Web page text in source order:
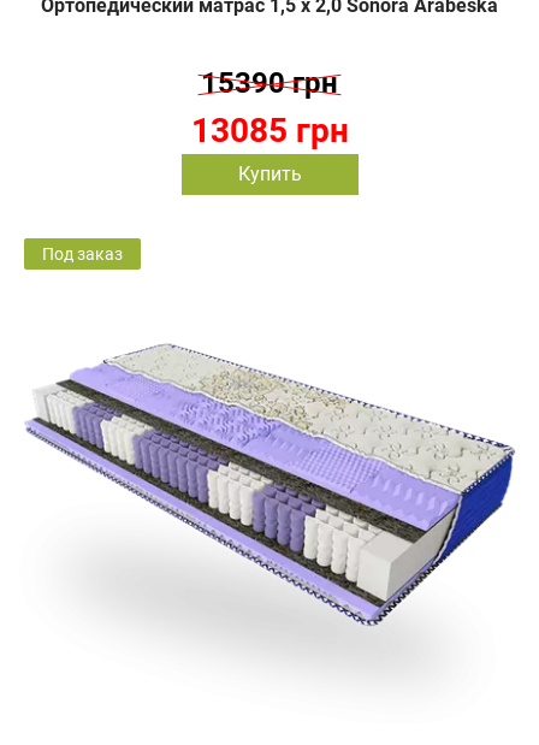
Ортопедический матрас 1,5 х 2,0 Sonora Arabeska
13085 грн
15390 грн
Купить
Под заказ